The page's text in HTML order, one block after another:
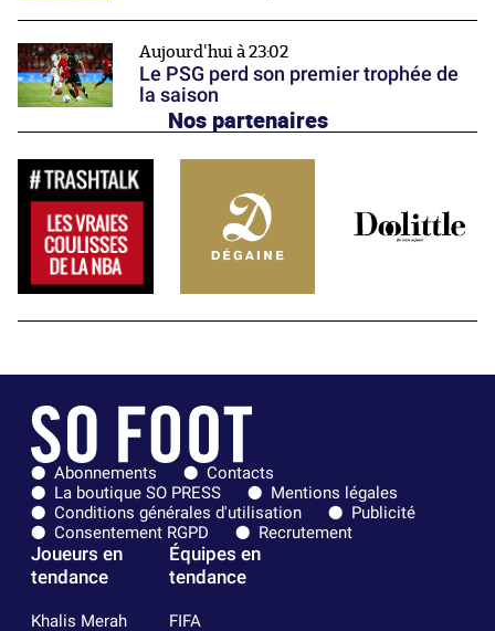
Aujourd'hui à 23:02
Le PSG perd son premier trophée de
la saison
Nos partenaires
Abonnements
Contacts
La boutique SO PRESS
Mentions légales
Conditions générales d'utilisation
Publicité
Consentement RGPD
Recrutement
Joueurs en
tendance
Khalis Merah
Équipes en
tendance
FIFA